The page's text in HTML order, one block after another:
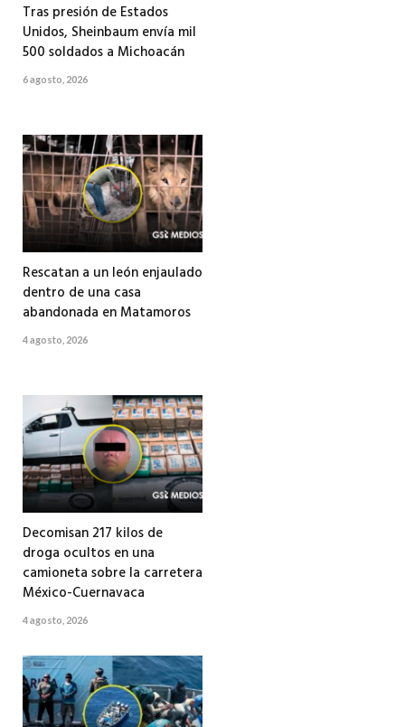
Tras presión de Estados
Unidos, Sheinbaum envía mil
500 soldados a Michoacán
6 agosto, 2026
Rescatan a un león enjaulado
dentro de una casa
abandonada en Matamoros
4 agosto, 2026
Decomisan 217 kilos de
droga ocultos en una
camioneta sobre la carretera
México-Cuernavaca
4 agosto, 2026